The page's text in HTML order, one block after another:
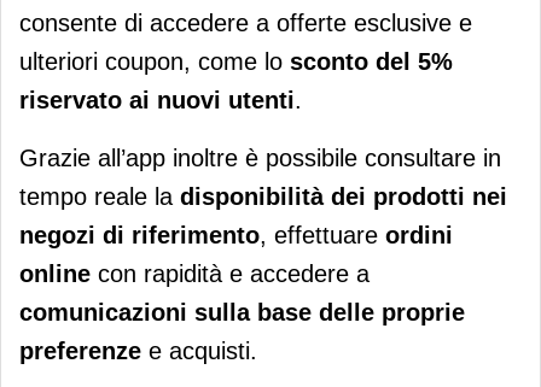
consente di accedere a offerte esclusive e
ulteriori coupon, come lo sconto del 5%
riservato ai nuovi utenti.
Grazie all’app inoltre è possibile consultare in
tempo reale la disponibilità dei prodotti nei
negozi di riferimento, effettuare ordini
online con rapidità e accedere a
comunicazioni sulla base delle proprie
preferenze e acquisti.